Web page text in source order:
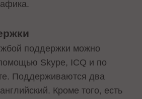
поддержки можно
Skype, ICQ и по
Поддерживаются два
Кроме того, есть